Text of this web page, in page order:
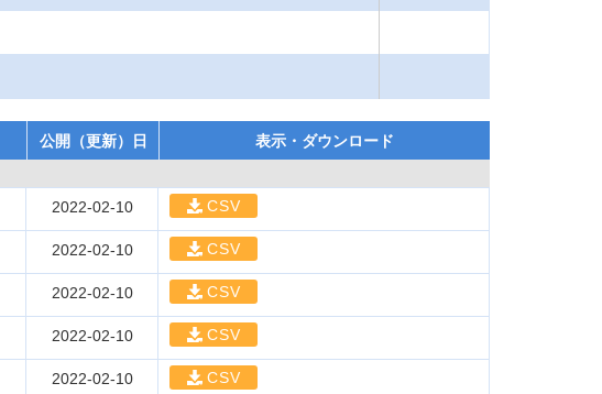
公開（更新）日
表示・ダウンロード
2022-02-10 CSV
2022-02-10 CSV
2022-02-10 CSV
2022-02-10 CSV
2022-02-10 CSV